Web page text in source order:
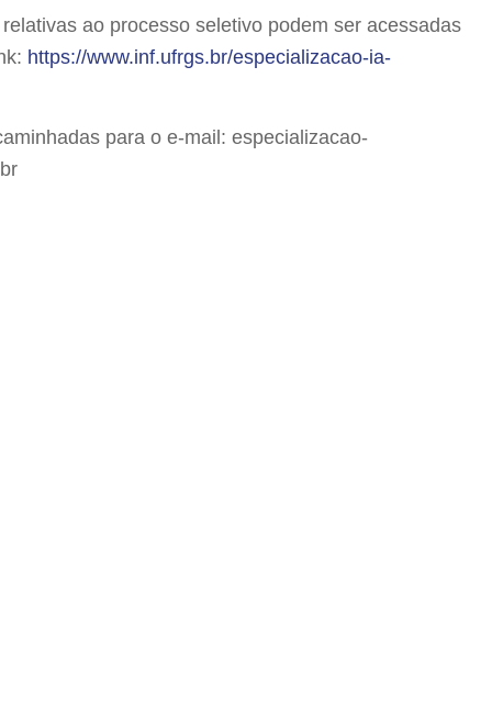
ao processo seletivo podem ser acessadas
https://www.inf.ufrgs.br/especializacao-ia-
para o e-mail: especializacao-